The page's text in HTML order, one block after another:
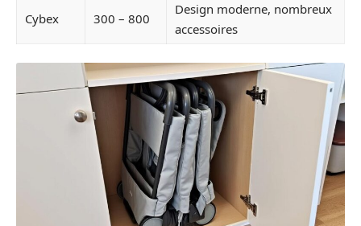
Cybex 300 – 800
Design moderne, nombreux
accessoires